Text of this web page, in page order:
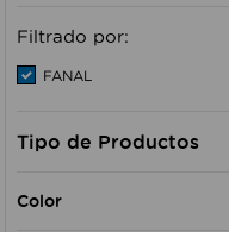
Filtrado por:
FANAL
Color